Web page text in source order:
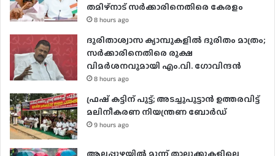
തമിഴ്‌നാട് സർക്കാരിനെതിരെ കേരളം
8 hours ago
ദുരിതാശ്വാസ ക്യാമ്പുകളിൽ ദുരിതം മാത്രം;
സർക്കാരിനെതിരെ രൂക്ഷ
വിമർശനവുമായി എം.വി. ഗോവിന്ദൻ
8 hours ago
ഫ്രഷ് കട്ടിന് പൂട്ട്; അടച്ചുപൂട്ടാന്‍ ഉത്തരവിട്ട്
മലിനീകരണ നിയന്ത്രണ ബോര്‍ഡ്
9 hours ago